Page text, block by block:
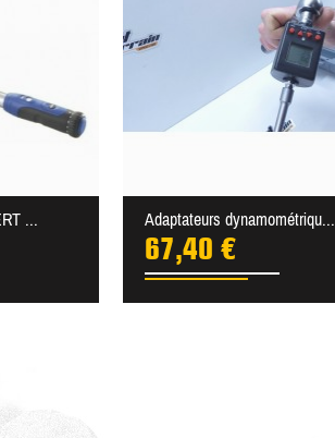
... Adaptateurs dynamométriqu...
67,40 €